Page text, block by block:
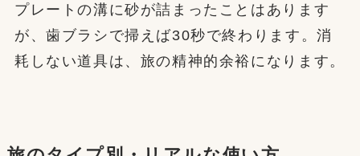
プレートの溝に砂が詰まったことはあります
が、歯ブラシで掃えば30秒で終わります。消
耗しない道具は、旅の精神的余裕になります。